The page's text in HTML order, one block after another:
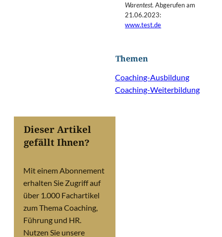
Warentest. Abgerufen am
21.06.2023:
www.test.de
Themen
Coaching-Ausbildung
Coaching-Weiterbildung
Dieser Artikel
gefällt Ihnen?
Mit einem Abonnement
erhalten Sie Zugriff auf
über 1.000 Fachartikel
zum Thema Coaching,
Führung und HR.
Nutzen Sie unsere